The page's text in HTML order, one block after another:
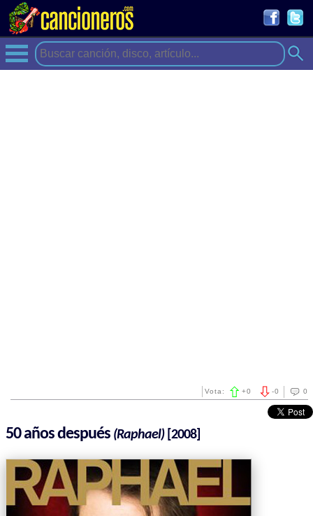
0
-0
Vota: +0
50 años después (Raphael)[2008]